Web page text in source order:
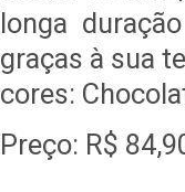
longa
graças à sua
cores:
Preço: R$